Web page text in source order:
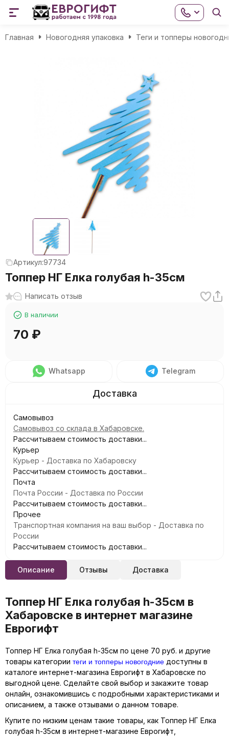
Главная Новогодняя упаковка Теги и топперы
Артикул:97734
Топпер НГ Елка голубая h-35см
Написать отзыв
В наличии
70 ₽
Whatsapp Telegram
Самовывоз
Самовывоз со склада в Хабаровске.
Рассчитываем стоимость доставки...
Курьер
Курьер - Доставка по Хабаровску
Рассчитываем стоимость доставки...
Почта
Почта России - Доставка по России
Рассчитываем стоимость доставки...
Прочее
Транспортная компания на ваш выбор - Доставка по
России
Рассчитываем стоимость доставки...
Описание Отзывы Доставка
Топпер НГ Елка голубая h-35см в
Хабаровске в интернет магазине
Еврогифт
Топпер НГ Елка голубая h-35см по цене 70 руб. и другие
товары категории теги и топперы новогодние доступны в
каталоге интернет-магазина Еврогифт в Хабаровске по
выгодной цене. Сделайте свой выбор и закажите товар
онлайн, ознакомившись с подробными характеристиками и
описанием, а также отзывами о данном товаре.
Купите по низким ценам такие товары, как Топпер НГ Елка
голубая h-35см в интернет-магазине Еврогифт,